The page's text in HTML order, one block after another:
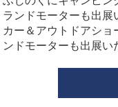
ランドモーターも出
カー＆アウトドアシ
ンドモーターも出展